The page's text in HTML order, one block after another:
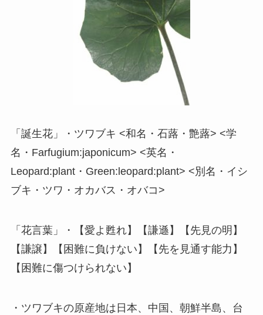
「誕生花」・ツワブキ <和名・石蕗・艶蕗> <学
名・Farfugium:japonicum> <英名・
Leopard:plant・Green:leopard:plant> <別名・イシ
ブキ・ツワ・オカバス・オバコ>
「花言葉」・【愛よ甦れ】【謙遜】【先見の明】
【謙譲】【困難に負けない】【先を見通す能力】
【困難に傷つけられない】
・ツワブキの原産地は日本、中国、朝鮮半島、台